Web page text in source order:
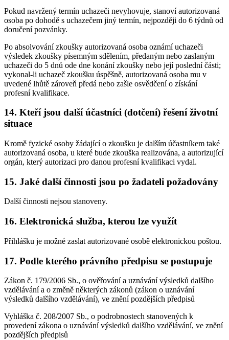
Pokud navržený termín uchazeči nevyhovuje, stanoví autorizovaná
osoba po dohodě s uchazečem jiný termín, nejpozději do 6 týdnů od
doručení pozvánky.
Po absolvování zkoušky autorizovaná osoba oznámí uchazeči
výsledek zkoušky písemným sdělením, předaným nebo zaslaným
uchazeči do 5 dnů ode dne konání zkoušky nebo její poslední části;
vykonal-li uchazeč zkoušku úspěšně, autorizovaná osoba mu v
uvedené lhůtě zároveň předá nebo zašle osvědčení o získání
profesní kvalifikace.
14. Kteří jsou další účastníci (dotčení) řešení životní
situace
Kromě fyzické osoby žádající o zkoušku je dalším účastníkem také
autorizovaná osoba, u které bude zkouška realizována, a autorizující
orgán, který autorizaci pro danou profesní kvalifikaci vydal.
15. Jaké další činnosti jsou po žadateli požadovány
Další činnosti nejsou stanoveny.
16. Elektronická služba, kterou lze využít
Přihlášku je možné zaslat autorizované osobě elektronickou poštou.
17. Podle kterého právního předpisu se postupuje
Zákon č. 179/2006 Sb., o ověřování a uznávání výsledků dalšího
vzdělávání a o změně některých zákonů (zákon o uznávání
výsledků dalšího vzdělávání), ve znění pozdějších předpisů
Vyhláška č. 208/2007 Sb., o podrobnostech stanovených k
provedení zákona o uznávání výsledků dalšího vzdělávání, ve znění
pozdějších předpisů